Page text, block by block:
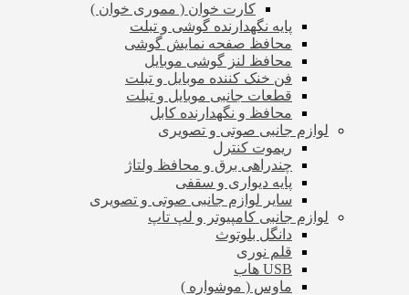
کارت خوان ( مموری خوان )
پایه نگهدارنده گوشی و تبلت
محافظ صفحه نمایش گوشی
محافظ لنز گوشی موبایل
فن خنک کننده موبایل و تبلت
قطعات جانبی موبایل و تبلت
محافظ و نگهدارنده کابل
لوازم جانبی صوتی و تصویری
ریموت کنترل
چندراهی برق و محافظ ولتاژ
پایه دیواری و سقفی
سایر لوازم جانبی صوتی و تصویری
لوازم جانبی کامپیوتر و لپ تاپ
دانگل بلوتوث
قلم نوری
USB هاب
ماوس ( موشواره )